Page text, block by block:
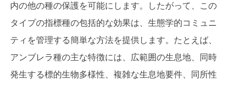
内の他の種の保護を可能にします。したがって、この
タイプの指標種の包括的な効果は、生態学的コミュニ
ティを管理する簡単な方法を提供します。たとえば、
アンブレラ種の主な特徴には、広範囲の生息地、同時
発生する標的生物多様性、複雑な生息地要件、同所性